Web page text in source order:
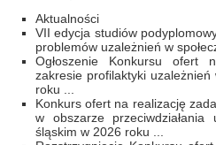
Aktualności
VII edycja studiów
problemów uzależnień w
Ogłoszenie Konkursu ofert
zakresie profilaktyki
roku ...
Konkurs ofert na realizację
w obszarze przeciwdziałania
śląskim w 2026 roku ...